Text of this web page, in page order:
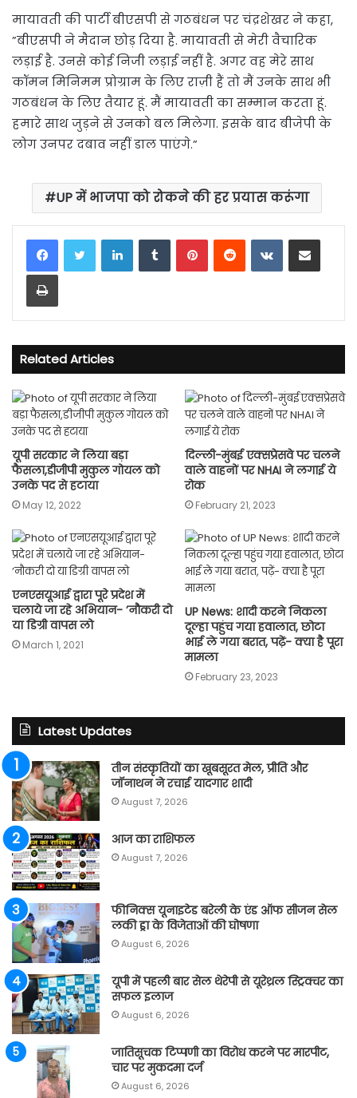
मायावती की पार्टी बीएसपी से गठबंधन पर चंद्रशेखर ने कहा,
”बीएसपी ने मैदान छोड़ दिया है. मायावती से मेरी वैचारिक
लड़ाई है. उनसे कोई निजी लड़ाई नहीं है. अगर वह मेरे साथ
कॉमन मिनिमम प्रोग्राम के लिए राज़ी हैं तो मैं उनके साथ भी
गठबंधन के लिए तैयार हूं. मैं मायावती का सम्मान करता हूं.
हमारे साथ जुड़ने से उनको बल मिलेगा. इसके बाद बीजेपी के
लोग उनपर दबाव नहीं डाल पाएंगे.”
UP में भाजपा को रोकने की हर प्रयास करूंगा
LinkedInTumblrPinterestReddit VKontakteShare via Email
Print
Related Articles
यूपी सरकार ने लिया बड़ा
फैसला,डीजीपी मुकुल गोयल को
उनके पद से हटाया
May 12, 2022
दिल्ली-मुंबई एक्सप्रेसवे पर चलने
वाले वाहनों पर NHAI ने लगाई ये
रोक
February 21, 2023
एनएसयूआई द्वारा पूरे प्रदेश में
चलाये जा रहे अभियान- ’नौकरी दो
या डिग्री वापस लो
March 1, 2021
UP News: शादी करने निकला
दूल्हा पहुंच गया हवालात, छोटा
भाई ले गया बरात, पढ़ें- क्या है पूरा
मामला
February 23, 2023
Latest Updates
तीन संस्कृतियों का खूबसूरत मेल, प्रीति और
जॉनाथन ने रचाई यादगार शादी
August 7, 2026
आज का राशिफल
August 7, 2026
फीनिक्स यूनाइटेड बरेली के एंड ऑफ सीजन सेल
लकी ड्रा के विजेताओं की घोषणा
August 6, 2026
यूपी में पहली बार सेल थेरेपी से यूरेथ्रल स्ट्रिक्चर का
सफल इलाज
August 6, 2026
जातिसूचक टिप्पणी का विरोध करने पर मारपीट,
चार पर मुकदमा दर्ज
August 6, 2026